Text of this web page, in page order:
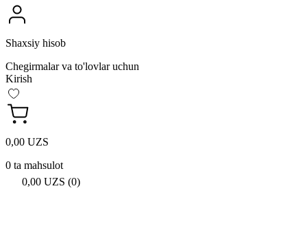
Shaxsiy hisob
Chegirmalar va to'lovlar uchun
Kirish
0,00 UZS
0 ta mahsulot
0,00 UZS (0)